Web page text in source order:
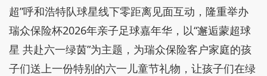
超”呼和浩特队球星线下零距离见面互动，隆重举办
瑞众保险杯2026年亲子足球嘉年华，以“邂逅蒙超球
星 共赴六一绿茵”为主题，为瑞众保险客户家庭的孩
子们送上一份特别的六一儿童节礼物，让孩子们在绿